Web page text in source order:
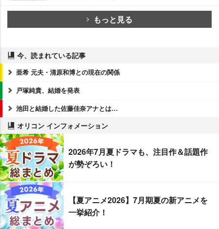
もっと見る
今、読まれている記事
亜希 元夫・清原和博との現在の関係
戸塚純貴、結婚を発表
池田と結婚した佐藤佳奈アナとは…
オリコン インフォメーション
2026年7月夏ドラマも、注目作＆話題作
が勢ぞろい！
【夏アニメ2026】7月期夏の新アニメを
一挙紹介！